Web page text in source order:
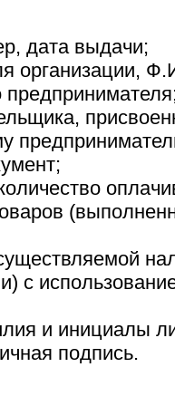
дата выдачи;
организации,
с
и инициалы
подпись.